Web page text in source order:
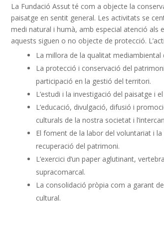
L a Fundació Assut té com a objecte la
paisatge en sentit general. Les activitats se
medi natural i humà, amb especial atenció als
aquests siguen o no objecte de protecció.
La millora de la qualitat
La protecció i conservació del
participació en la gestió del territori.
L’estudi i la investigació del paisatge i
L’educació, divulgació, difusió i
culturals de la nostra societat i
El foment de la labor del voluntariat i
recuperació del patrimoni.
L’exercici d’un paper aglutinant,
supracomarcal.
La consolidació pròpia com a garant
cultural.